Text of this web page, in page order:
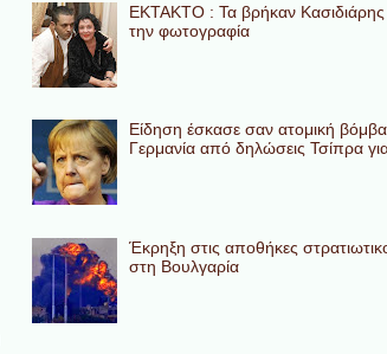
ΕΚΤΑΚΤΟ : Τα βρήκαν Κασιδιάρης
την φωτογραφία
Eίδηση έσκασε σαν ατομική
Γερμανία από δηλώσεις Τσίπρα
Έκρηξη στις αποθήκες
στη Βουλγαρία